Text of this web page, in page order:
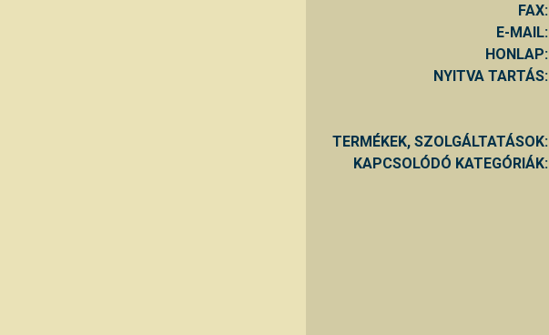
FAX:
E-MAIL:
HONLAP:
NYITVA TARTÁS:
TERMÉKEK, SZOLGÁLTATÁSOK:
KAPCSOLÓDÓ KATEGÓRIÁK: